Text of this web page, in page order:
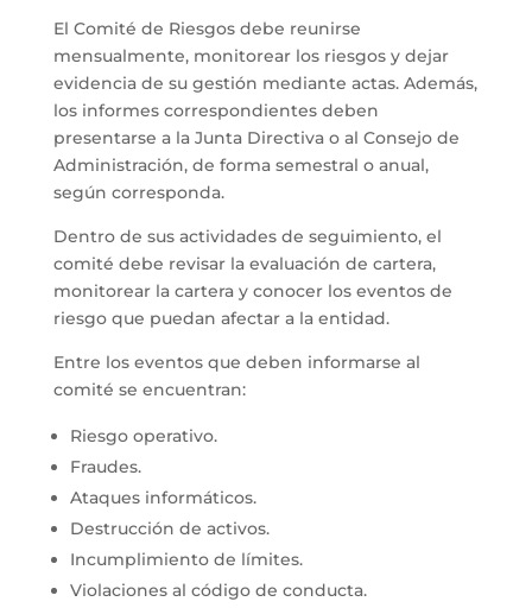
El Comité de Riesgos debe reunirse
mensualmente, monitorear los riesgos y dejar
evidencia de su gestión mediante actas. Además,
los informes correspondientes deben
presentarse a la Junta Directiva o al Consejo de
Administración, de forma semestral o anual,
según corresponda.
Dentro de sus actividades de seguimiento, el
comité debe revisar la evaluación de cartera,
monitorear la cartera y conocer los eventos de
riesgo que puedan afectar a la entidad.
Entre los eventos que deben informarse al
comité se encuentran:
Riesgo operativo.
Fraudes.
Ataques informáticos.
Destrucción de activos.
Incumplimiento de límites.
Violaciones al código de conducta.